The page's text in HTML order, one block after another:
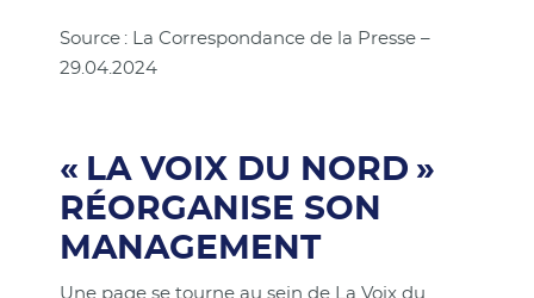
Source : La Correspondance de la Presse –
29.04.2024
« LA VOIX DU NORD »
RÉORGANISE SON
MANAGEMENT
Une page se tourne au sein de La Voix du